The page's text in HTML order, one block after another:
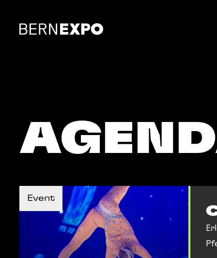
AREAL ERLEBEN
Café des
Event
TICKETS KAUFEN
MEHR INFOS
MEHR INFOS